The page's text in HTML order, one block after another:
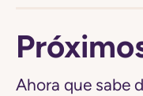
Ahora que sabe